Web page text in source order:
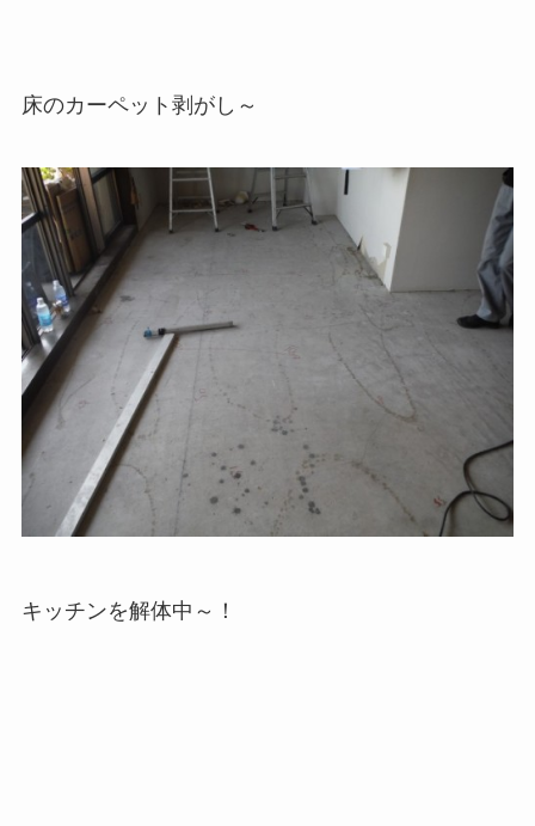
床のカーペット剥がし～
キッチンを解体中～！